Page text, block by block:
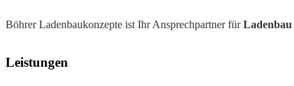
Böhrer Ladenbaukonzepte ist Ihr Ansprechpartner fürLadenbau
Leistungen